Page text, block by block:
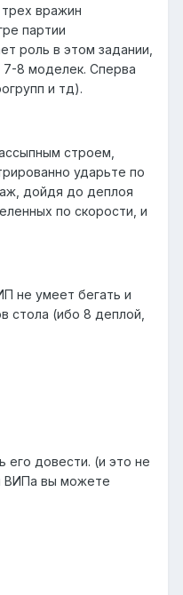
вражин
партии
роль в этом задании,
7-8 моделек. Сперва
и тд).
строем,
ударьте по
дойдя до деплоя
по скорости, и
не умеет бегать и
стола (ибо 8 деплой,
его довести. (и это не
ВИПа вы можете